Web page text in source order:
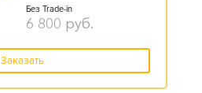
Без Trade-in
6 800 руб.
Заказать